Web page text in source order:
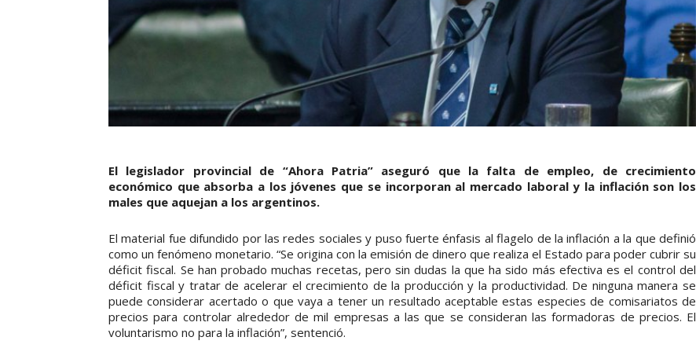
El legislador provincial de “Ahora Patria” aseguró que la falta de empleo, de crecimiento
económico que absorba a los jóvenes que se incorporan al mercado laboral y la inflación son los
males que aquejan a los argentinos.
El material fue difundido por las redes sociales y puso fuerte énfasis al flagelo de la inflación a la que definió
como un fenómeno monetario. “Se origina con la emisión de dinero que realiza el Estado para poder cubrir su
déficit fiscal. Se han probado muchas recetas, pero sin dudas la que ha sido más efectiva es el control del
déficit fiscal y tratar de acelerar el crecimiento de la producción y la productividad. De ninguna manera se
puede considerar acertado o que vaya a tener un resultado aceptable estas especies de comisariatos de
precios para controlar alrededor de mil empresas a las que se consideran las formadoras de precios. El
voluntarismo no para la inflación”, sentenció.